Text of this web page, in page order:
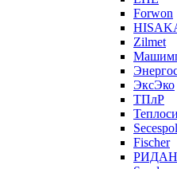
Forwon
Zilmet
ЭксЭко
ТПлР
Secespol
Fischer
РИДАН